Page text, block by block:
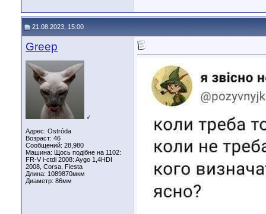
21.08.2023, 15:00
Greep
♂
Адрес: Ostróda
Возраст: 46
Сообщений: 28,980
Машина: Щось подібне на 1102:
FR-V i-ctdi 2008: Aygo 1,4HDI
2008, Corsa, Fiesta
Длина: 1089870мкм
Диаметр: 86мм